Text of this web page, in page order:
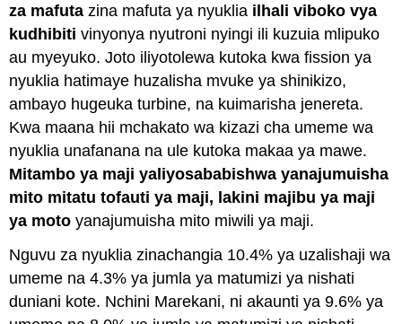
za mafuta zina mafuta ya nyuklia ilhali viboko vya
kudhibiti vinyonya nyutroni nyingi ili kuzuia mlipuko
au myeyuko. Joto iliyotolewa kutoka kwa fission ya
nyuklia hatimaye huzalisha mvuke ya shinikizo,
ambayo hugeuka turbine, na kuimarisha jenereta.
Kwa maana hii mchakato wa kizazi cha umeme wa
nyuklia unafanana na ule kutoka makaa ya mawe.
Mitambo ya maji yaliyosababishwa yanajumuisha
mito mitatu tofauti ya maji, lakini majibu ya maji
ya moto yanajumuisha mito miwili ya maji.
Nguvu za nyuklia zinachangia 10.4% ya uzalishaji wa
umeme na 4.3% ya jumla ya matumizi ya nishati
duniani kote. Nchini Marekani, ni akaunti ya 9.6% ya